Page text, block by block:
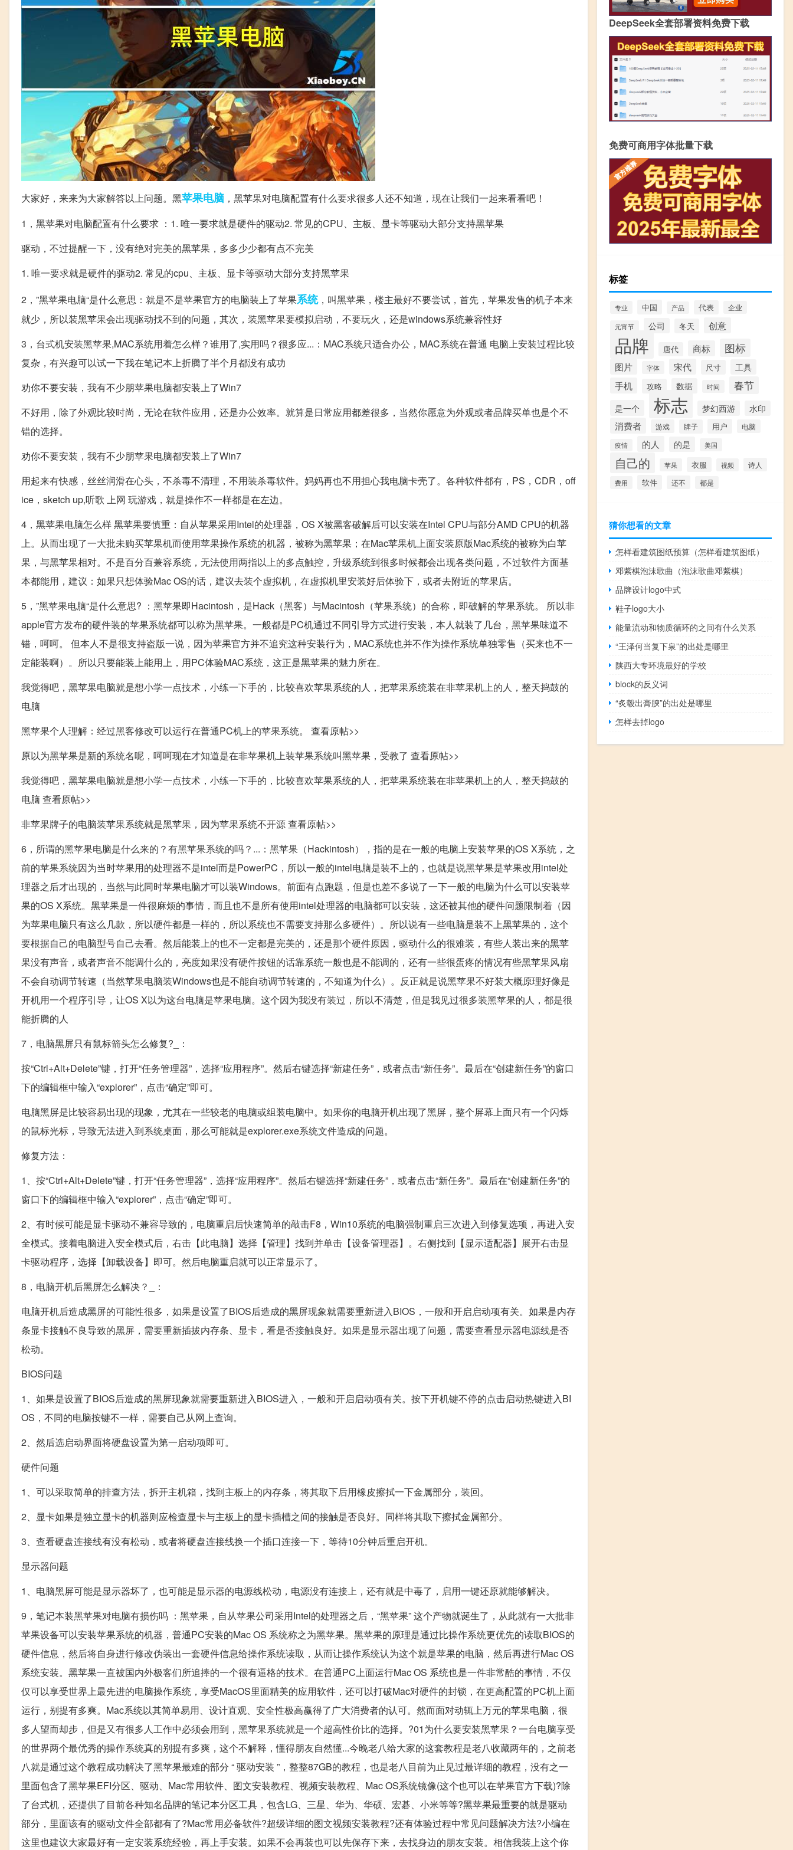
大家好，来来为大家解答以上问题。黑苹果电脑 ，黑苹果对电脑配置有什么要求很多人还不知道，现在让我们一起来看看吧！
1，黑苹果对电脑配置有什么要求 ：1. 唯一要求就是硬件的驱动2. 常见的CPU、主板、显卡等驱动大部分支持黑苹果
驱动，不过提醒一下，没有绝对完美的黑苹果，多多少少都有点不完美
1. 唯一要求就是硬件的驱动2. 常见的cpu、主板、显卡等驱动大部分支持黑苹果
2，”黑苹果电脑“是什么意思：就是不是苹果官方的电脑装上了苹果系统，叫黑苹果，楼主最好不要尝试，首先，苹果发售的机子本来
就少，所以装黑苹果会出现驱动找不到的问题，其次，装黑苹果要模拟启动，不要玩火，还是windows系统兼容性好
3，台式机安装黑苹果,MAC系统用着怎么样？谁用了,实用吗？很多应...：MAC系统只适合办公，MAC系统在普通 电脑上安装过程比较
复杂，有兴趣可以试一下我在笔记本上折腾了半个月都没有成功
劝你不要安装，我有不少朋苹果电脑都安装上了Win7
不好用，除了外观比较时尚，无论在软件应用，还是办公效率。就算是日常应用都差很多，当然你愿意为外观或者品牌买单也是个不
错的选择。
劝你不要安装，我有不少朋苹果电脑都安装上了Win7
用起来有快感，丝丝润滑在心头，不杀毒不清理，不用装杀毒软件。妈妈再也不用担心我电脑卡壳了。各种软件都有，PS，CDR，off
ice，sketch up,听歌 上网 玩游戏，就是操作不一样都是在左边。
4，黑苹果电脑怎么样 黑苹果要慎重：自从苹果采用Intel的处理器，OS X被黑客破解后可以安装在Intel CPU与部分AMD CPU的机器
上。从而出现了一大批未购买苹果机而使用苹果操作系统的机器，被称为黑苹果；在Mac苹果机上面安装原版Mac系统的被称为白苹
果，与黑苹果相对。不是百分百兼容系统，无法使用两指以上的多点触控，升级系统到很多时候都会出现各类问题，不过软件方面基
本都能用，建议：如果只想体验Mac OS的话，建议去装个虚拟机，在虚拟机里安装好后体验下，或者去附近的苹果店。
5，”黑苹果电脑“是什么意思? ：黑苹果即Hacintosh，是Hack（黑客）与Macintosh（苹果系统）的合称，即破解的苹果系统。 所以非
apple官方发布的硬件装的苹果系统都可以称为黑苹果。一般都是PC机通过不同引导方式进行安装，本人就装了几台，黑苹果味道不
错，呵呵。 但本人不是很支持盗版一说，因为苹果官方并不追究这种安装行为，MAC系统也并不作为操作系统单独零售（买来也不一
定能装啊）。所以只要能装上能用上，用PC体验MAC系统，这正是黑苹果的魅力所在。
我觉得吧，黑苹果电脑就是想小学一点技术，小练一下手的，比较喜欢苹果系统的人，把苹果系统装在非苹果机上的人，整天捣鼓的
电脑
黑苹果个人理解：经过黑客修改可以运行在普通PC机上的苹果系统。 查看原帖>>
原以为黑苹果是新的系统名呢，呵呵现在才知道是在非苹果机上装苹果系统叫黑苹果，受教了 查看原帖>>
我觉得吧，黑苹果电脑就是想小学一点技术，小练一下手的，比较喜欢苹果系统的人，把苹果系统装在非苹果机上的人，整天捣鼓的
电脑 查看原帖>>
非苹果牌子的电脑装苹果系统就是黑苹果，因为苹果系统不开源 查看原帖>>
6，所谓的黑苹果电脑是什么来的？有黑苹果系统的吗？...：黑苹果（Hackintosh），指的是在一般的电脑上安装苹果的OS X系统，之
前的苹果系统因为当时苹果用的处理器不是intel而是PowerPC，所以一般的intel电脑是装不上的，也就是说黑苹果是苹果改用intel处
理器之后才出现的，当然与此同时苹果电脑才可以装Windows。前面有点跑题，但是也差不多说了一下一般的电脑为什么可以安装苹
果的OS X系统。黑苹果是一件很麻烦的事情，而且也不是所有使用intel处理器的电脑都可以安装，这还被其他的硬件问题限制着（因
为苹果电脑只有这么几款，所以硬件都是一样的，所以系统也不需要支持那么多硬件）。所以说有一些电脑是装不上黑苹果的，这个
要根据自己的电脑型号自己去看。然后能装上的也不一定都是完美的，还是那个硬件原因，驱动什么的很难装，有些人装出来的黑苹
果没有声音，或者声音不能调什么的，亮度如果没有硬件按钮的话靠系统一般也是不能调的，还有一些很蛋疼的情况有些黑苹果风扇
不会自动调节转速（当然苹果电脑装Windows也是不能自动调节转速的，不知道为什么）。反正就是说黑苹果不好装大概原理好像是
开机用一个程序引导，让OS X以为这台电脑是苹果电脑。这个因为我没有装过，所以不清楚，但是我见过很多装黑苹果的人，都是很
能折腾的人
7，电脑黑屏只有鼠标箭头怎么修复?_：
按“Ctrl+Alt+Delete”键，打开“任务管理器”，选择“应用程序”。然后右键选择“新建任务”，或者点击“新任务”。最后在“创建新任务”的窗口
下的编辑框中输入“explorer”，点击“确定”即可。
电脑黑屏是比较容易出现的现象，尤其在一些较老的电脑或组装电脑中。如果你的电脑开机出现了黑屏，整个屏幕上面只有一个闪烁
的鼠标光标，导致无法进入到系统桌面，那么可能就是explorer.exe系统文件造成的问题。
修复方法：
1、按“Ctrl+Alt+Delete”键，打开“任务管理器”，选择“应用程序”。然后右键选择“新建任务”，或者点击“新任务”。最后在“创建新任务”的
窗口下的编辑框中输入“explorer”，点击“确定”即可。
2、有时候可能是显卡驱动不兼容导致的，电脑重启后快速简单的敲击F8，Win10系统的电脑强制重启三次进入到修复选项，再进入安
全模式。接着电脑进入安全模式后，右击【此电脑】选择【管理】找到并单击【设备管理器】。右侧找到【显示适配器】展开右击显
卡驱动程序，选择【卸载设备】即可。然后电脑重启就可以正常显示了。
8，电脑开机后黑屏怎么解决？_：
电脑开机后造成黑屏的可能性很多，如果是设置了BIOS后造成的黑屏现象就需要重新进入BIOS，一般和开启启动项有关。如果是内存
条显卡接触不良导致的黑屏，需要重新插拔内存条、显卡，看是否接触良好。如果是显示器出现了问题，需要查看显示器电源线是否
松动。
BIOS问题
1、如果是设置了BIOS后造成的黑屏现象就需要重新进入BIOS进入，一般和开启启动项有关。按下开机键不停的点击启动热键进入BI
OS，不同的电脑按键不一样，需要自己从网上查询。
2、然后选启动界面将硬盘设置为第一启动项即可。
硬件问题
1、可以采取简单的排查方法，拆开主机箱，找到主板上的内存条，将其取下后用橡皮擦拭一下金属部分，装回。
2、显卡如果是独立显卡的机器则应检查显卡与主板上的显卡插槽之间的接触是否良好。同样将其取下擦拭金属部分。
3、查看硬盘连接线有没有松动，或者将硬盘连接线换一个插口连接一下，等待10分钟后重启开机。
显示器问题
1、电脑黑屏可能是显示器坏了，也可能是显示器的电源线松动，电源没有连接上，还有就是中毒了，启用一键还原就能够解决。
9，笔记本装黑苹果对电脑有损伤吗 ：黑苹果，自从苹果公司采用Intel的处理器之后，“黑苹果” 这个产物就诞生了，从此就有一大批非
苹果设备可以安装苹果系统的机器，普通PC安装的Mac OS 系统称之为黑苹果。黑苹果的原理是通过比操作系统更优先的读取BIOS的
硬件信息，然后将自身进行修改伪装出一套硬件信息给操作系统读取，从而让操作系统认为这个就是苹果的电脑，然后再进行Mac OS
系统安装。黑苹果一直被国内外极客们所追捧的一个很有逼格的技术。在普通PC上面运行Mac OS 系统也是一件非常酷的事情，不仅
仅可以享受世界上最先进的电脑操作系统，享受MacOS里面精美的应用软件，还可以打破Mac对硬件的封锁，在更高配置的PC机上面
运行，别提有多爽。Mac系统以其简单易用、设计直观、安全性极高赢得了广大消费者的认可。然而面对动辄上万元的苹果电脑，很
多人望而却步，但是又有很多人工作中必须会用到，黑苹果系统就是一个超高性价比的选择。?01为什么要安装黑苹果？一台电脑享受
的世界两个最优秀的操作系统真的别提有多爽，这个不解释，懂得朋友自然懂...今晚老八给大家的这套教程是老八收藏两年的，之前老
八就是通过这个教程成功解决了黑苹果最难的部分 “ 驱动安装 ”，整整87GB的教程，也是老八目前为止见过最详细的教程，没有之一
里面包含了黑苹果EFI分区、驱动、Mac常用软件、图文安装教程、视频安装教程、Mac OS系统镜像(这个也可以在苹果官方下载)?除
了台式机，还提供了目前各种知名品牌的笔记本分区工具，包含LG、三星、华为、华硕、宏碁、小米等等?黑苹果最重要的就是驱动
部分，里面该有的驱动文件全部都有了?Mac常用必备软件?超级详细的图文视频安装教程?还有体验过程中常见问题解决方法?小编在
这里也建议大家最好有一定安装系统经验，再上手安装。如果不会再装也可以先保存下来，去找身边的朋友安装。相信我装上这个你
DeepSeek全套部署资料免费下载
免费可商用字体批量下载
标签
专业 中国 产品 代表 企业
元宵节 公司 冬天 创意
品牌 唐代 商标 图标
图片 字体 宋代 尺寸 工具
手机 攻略 数据 时间 春节
是一个 标志 梦幻西游 水印
消费者 游戏 牌子 用户 电脑
疫情 的人 的是 美国
自己的 苹果 衣服 视频 诗人
费用 软件 还不 都是
猜你想看的文章
怎样看建筑图纸预算（怎样看建筑图纸）
邓紫棋泡沫歌曲（泡沫歌曲邓紫棋）
品牌设计logo中式
鞋子logo大小
能量流动和物质循环的之间有什么关系
“王泽何当复下泉”的出处是哪里
陕西大专环境最好的学校
block的反义词
“炙毂出膏腴”的出处是哪里
怎样去掉logo